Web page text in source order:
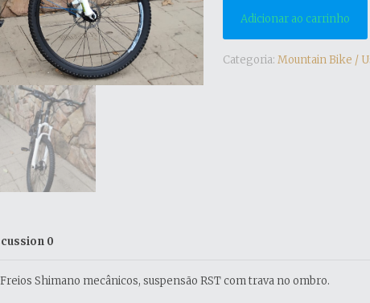
Adicionar ao carrinho
Categoria: Mountain Bike /
0
Shimano mecânicos, suspensão RST com trava no ombro.